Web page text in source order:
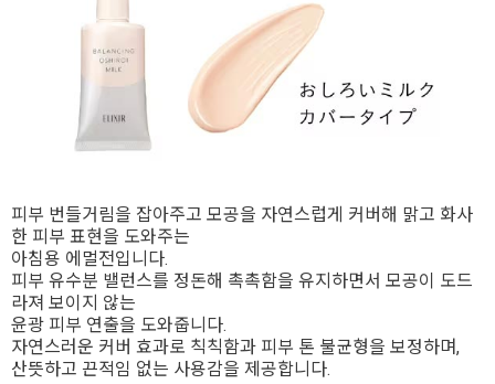
피부 번들거림을 잡아주고 모공을 자연스럽게 커버해 맑고 화사
한 피부 표현을 도와주는
아침용 에멀전입니다.
피부 유수분 밸런스를 정돈해 촉촉함을 유지하면서 모공이 도드
라져 보이지 않는
윤광 피부 연출을 도와줍니다.
자연스러운 커버 효과로 칙칙함과 피부 톤 불균형을 보정하며,
산뜻하고 끈적임 없는 사용감을 제공합니다.